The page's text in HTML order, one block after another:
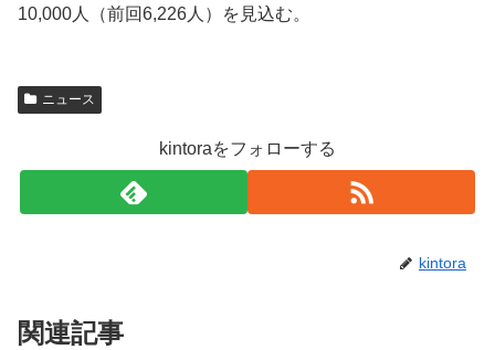
10,000人（前回6,226人）を見込む。
ニュース
kintoraをフォローする
kintora
関連記事